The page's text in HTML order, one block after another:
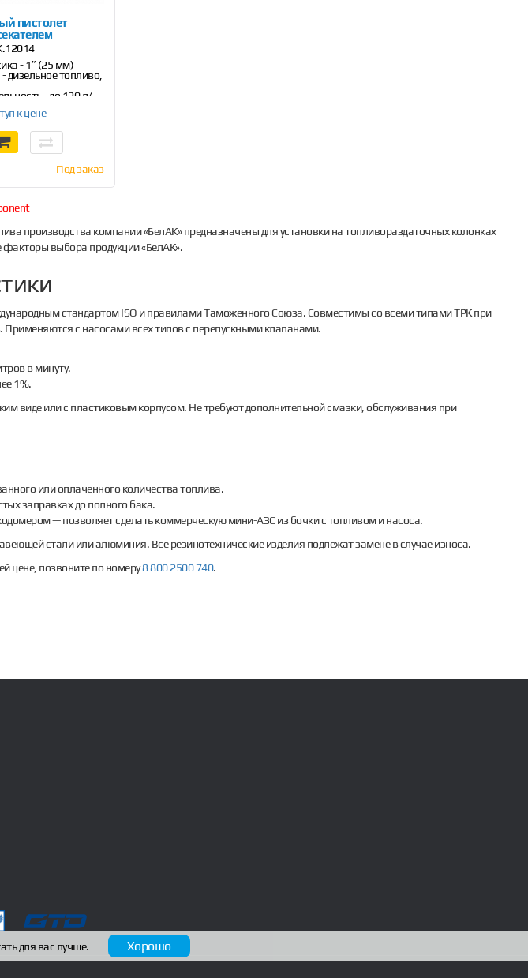
пистолет
- 1″ (25 мм)
дизельное топливо,
- до 120 л/
к цене
Под заказ
производства компании «БелАК» предназначены для установки на топливораздаточных колонках
факторы выбора продукции «БелАК».
стандартом ISO и правилами Таможенного Союза. Совместимы со всеми типами ТРК при
с насосами всех типов с перепускными клапанами.
в минуту.
1%.
виде или с пластиковым корпусом. Не требуют дополнительной смазки, обслуживания при
или оплаченного количества топлива.
заправках до полного бака.
— позволяет сделать коммерческую мини-АЗС из бочки с топливом и насоса.
стали или алюминия. Все резинотехнические изделия подлежат замене в случае износа.
цене, позвоните по номеру8 800 2500 740.
для вас лучше. Хорошо